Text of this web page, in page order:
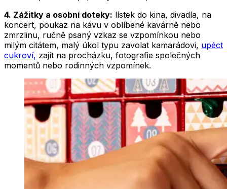
4. Zážitky a osobní doteky: lístek do kina, divadla, na
koncert, poukaz na kávu v oblíbené kavárně nebo
zmrzlinu, ručně psaný vzkaz se vzpomínkou nebo
milým citátem, malý úkol typu zavolat kamarádovi, upéct
cukroví, zajít na procházku, fotografie společných
momentů nebo rodinných vzpomínek.